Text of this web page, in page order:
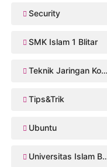
Security
SMK Islam 1 Blitar
Teknik Jaringan Komputer dan Telekomunikasi
Tips&Trik
Ubuntu
Universitas Islam Balitar